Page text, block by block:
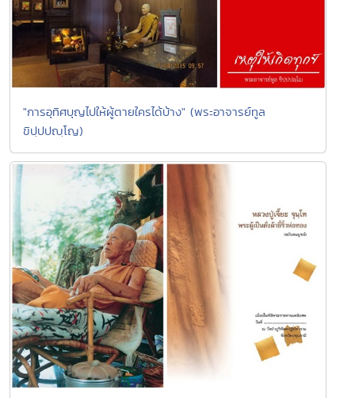
"การอุทิศบุญไปให้ผู้ตายใครได้บ้าง" (พระอาจารย์ทูล
ขิปฺปปญฺโญ)